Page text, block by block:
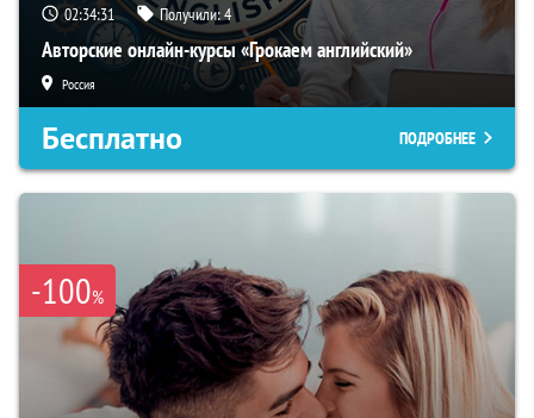
02:34:30 Получили:4
Авторские онлайн-курсы «Грокаем английский»
Россия
Бесплатно ПОДРОБНЕЕ
-100%